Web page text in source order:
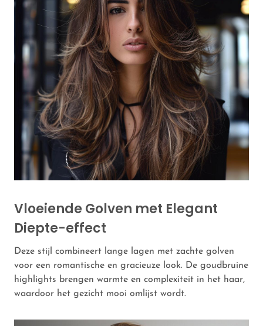
Vloeiende Golven met Elegant
Diepte-effect
Deze stijl combineert lange lagen met zachte golven
voor een romantische en gracieuze look. De goudbruine
highlights brengen warmte en complexiteit in het haar,
waardoor het gezicht mooi omlijst wordt.